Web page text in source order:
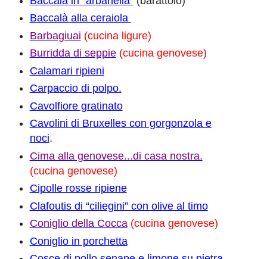
Baccalà alla ceraiola
Barbagiuai (cucina ligure)
Burridda di seppie (cucina genovese)
Calamari ripieni
Carpaccio di polpo.
Cavolfiore gratinato
Cavolini di Bruxelles con gorgonzola e
noci.
Cima alla genovese...di casa nostra.
(cucina genovese)
Cipolle rosse ripiene
Clafoutis di “ciliegini” con olive al timo
Coniglio della Cocca (cucina genovese)
Coniglio in porchetta